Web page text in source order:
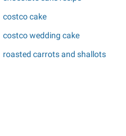
costco cake
costco wedding cake
roasted carrots and shallots